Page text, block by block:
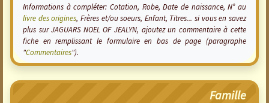
Informations à compléter: Cotation, Robe, Date de naissance, N° au
livre des origines, Frères et/ou soeurs, Enfant, Titres... si vous en savez
plus sur JAGUARS NOEL OF JEALYN, ajoutez un commentaire à cette
fiche en remplissant le formulaire en bas de page (paragraphe
"Commentaires").
Famille